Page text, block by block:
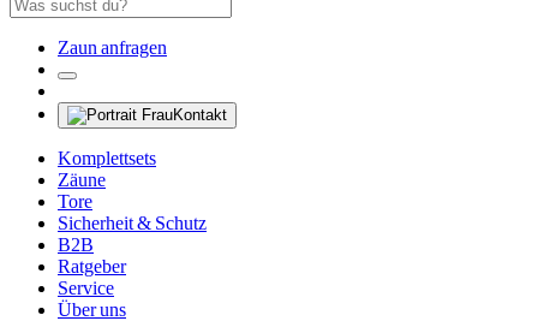
Zaun anfragen
Kontakt
Komplettsets
Zäune
Tore
Sicherheit & Schutz
B2B
Ratgeber
Service
Über uns